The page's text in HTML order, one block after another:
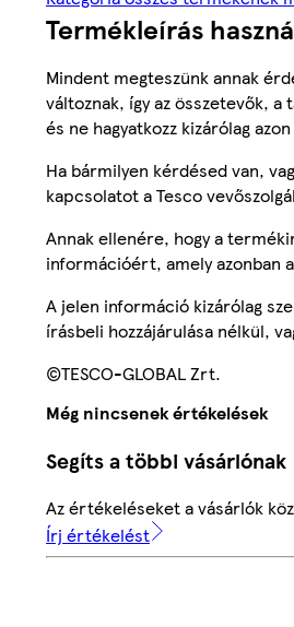
Termékleírás
Mindent megteszünk annak
változnak, így az összetevők,
és ne hagyatkozz kizárólag
Ha bármilyen kérdésed van,
kapcsolatot a Tesco
Annak ellenére, hogy a
információért, amely azonban
A jelen információ kizárólag
írásbeli hozzájárulása nélkül,
©TESCO-GLOBAL Zrt.
Még nincsenek értékelések
Segíts a többi vásárlónak
Az értékeléseket a vásárlók
Írj értékelést